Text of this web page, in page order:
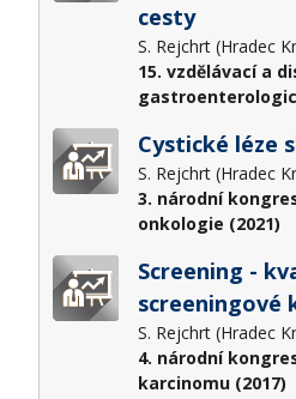
cesty
S. Rejchrt (Hradec
15. vzdělávací a
Cystické léze
S. Rejchrt
3. národní
onkologie (2021)
Screening -
screeningové
S. Rejchrt (Hradec
4. národní
karcinomu (2017)